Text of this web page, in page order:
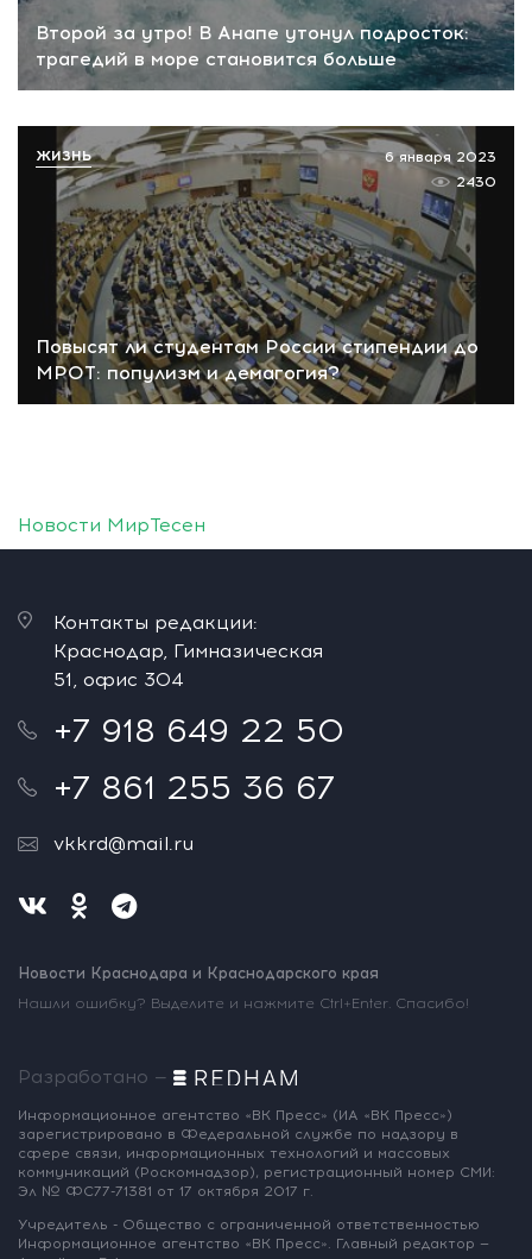
Второй за утро! В Анапе утонул подросток:
трагедий в море становится больше
Повысят ли студентам России стипендии до
МРОТ: популизм и демагогия?
6 января 2023
2430
ЖИЗНЬ
Новости МирТесен
Контакты редакции:
Краснодар, Гимназическая
51, офис 304
+7 918 649 22 50
+7 861 255 36 67
vkkrd@mail.ru
Новости Краснодара и Краснодарского края
Нашли ошибку? Выделите и нажмите Ctrl+Enter. Спасибо!
Разработано —
Информационное агентство «ВК Пресс» (ИА «ВК Пресс»)
зарегистрировано в Федеральной службе по надзору в
сфере связи, информационных технологий и массовых
коммуникаций (Роскомнадзор), регистрационный номер СМИ:
Эл № ФС77-71381 от 17 октября 2017 г.
Учредитель - Общество с ограниченной ответственностью
Информационное агентство «ВК Пресс». Главный редактор —